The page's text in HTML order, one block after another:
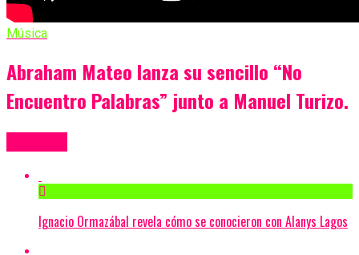
Música
Abraham Mateo lanza su sencillo “No
Encuentro Palabras” junto a Manuel Turizo.
Ignacio Ormazábal revela cómo se conocieron con Alanys Lagos